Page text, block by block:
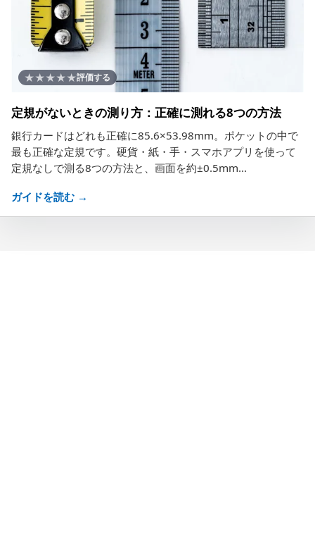
★★★★★評価する
定規がないときの測り方：正確に測れる8つの方法
銀行カードはどれも正確に85.6×53.98mm。ポケットの中で
最も正確な定規です。硬貨・紙・手・スマホアプリを使って
定規なしで測る8つの方法と、画面を約±0.5mm...
ガイドを読む →